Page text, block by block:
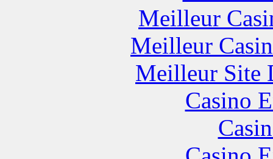
Meilleur
Meilleur
Meilleur Site
Casino